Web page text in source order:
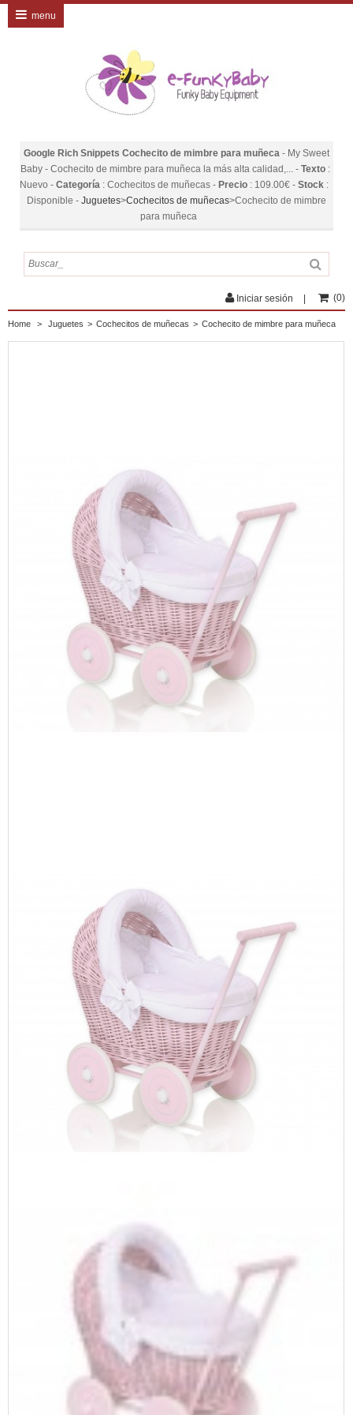
Google Rich Snippets Cochecito de mimbre para muñeca - My Sweet
Baby - Cochecito de mimbre para muñeca la más alta calidad,... - Texto :
Nuevo - Categoría : Cochecitos de muñecas - Precio : 109.00€ - Stock :
Disponible - Juguetes>Cochecitos de muñecas>Cochecito de mimbre
para muñeca
menu
(0)
Iniciar sesión
Home > Juguetes > Cochecitos de muñecas > Cochecito de mimbre para muñeca